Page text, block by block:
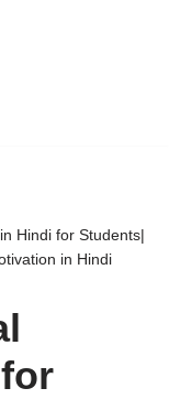
Hindi for Students|
in Hindi